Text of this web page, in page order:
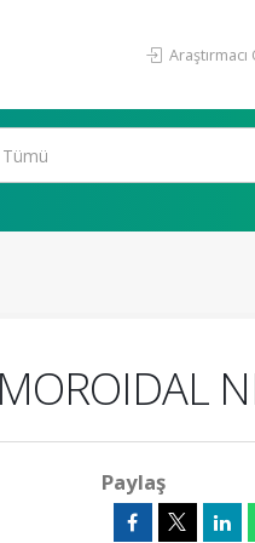
Araştırmacı
Paylaş